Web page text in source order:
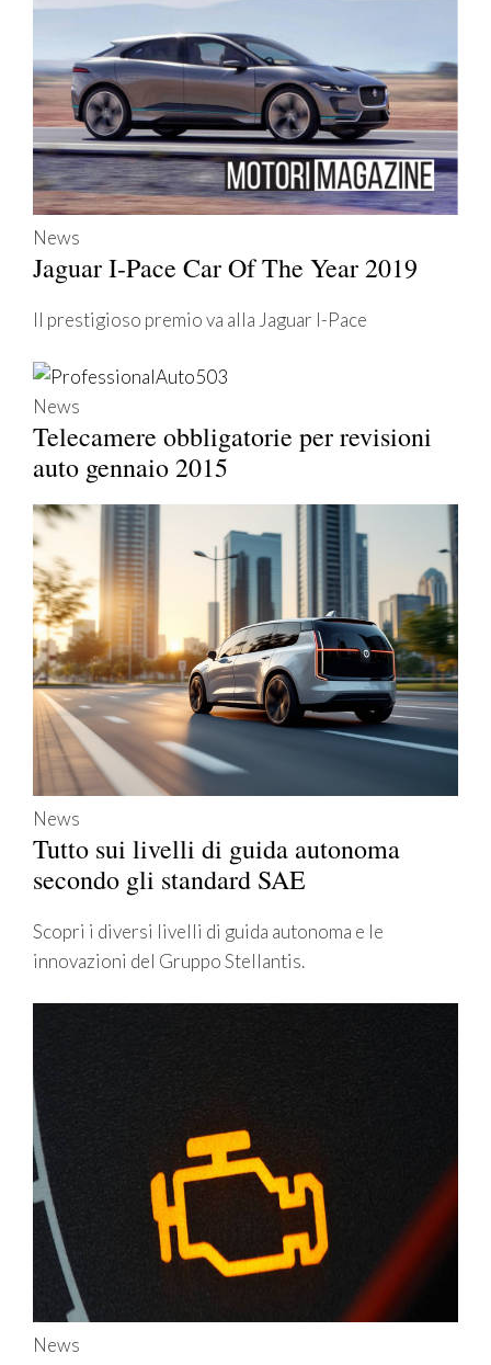
News
Jaguar I-Pace Car Of The Year 2019
Il prestigioso premio va alla Jaguar I-Pace
News
Telecamere obbligatorie per revisioni
auto gennaio 2015
News
Tutto sui livelli di guida autonoma
secondo gli standard SAE
Scopri i diversi livelli di guida autonoma e le
innovazioni del Gruppo Stellantis.
News